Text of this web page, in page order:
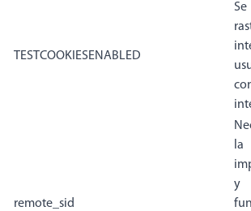
TESTCOOKIESENABLED
remote_sid
la
y